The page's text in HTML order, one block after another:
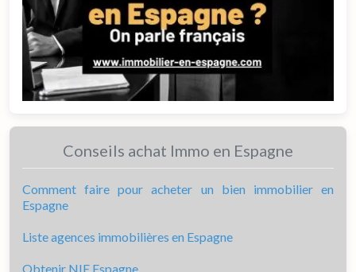
Conseils achat Immo en Espagne
Comment faire pour acheter un bien immobilier en
Espagne
Liste agences immobilières en Espagne
Obtenir NIE Espagne